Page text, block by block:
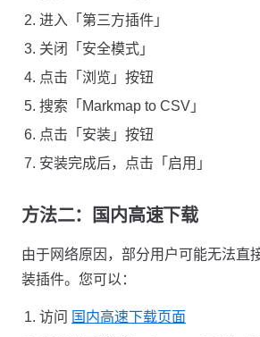
进入「第三方插件」
关闭「安全模式」
点击「浏览」按钮
搜索「Markmap to CSV」
点击「安装」按钮
安装完成后，点击「启用」
方法二：国内高速下载
由于网络原因，部分用户可能无法直
装插件。您可以：
访问 国内高速下载页面